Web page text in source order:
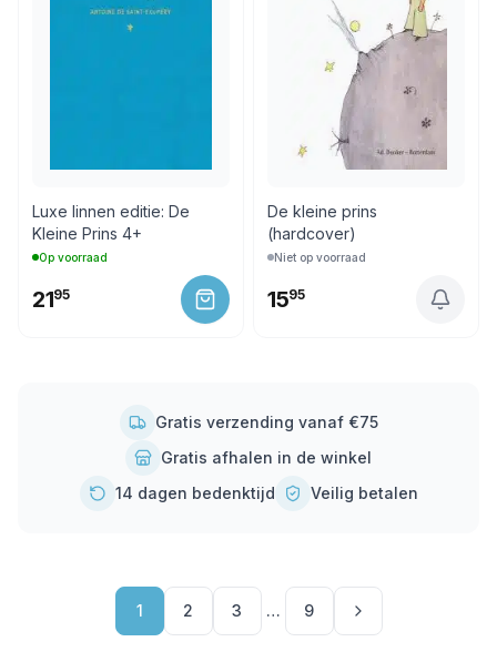
Luxe linnen editie: De
Kleine Prins 4+
Op voorraad
2195
De kleine prins
(hardcover)
Niet op voorraad
1595
Gratis verzending vanaf €75
Gratis afhalen in de winkel
14 dagen bedenktijd
Veilig betalen
1 2 3 … 9